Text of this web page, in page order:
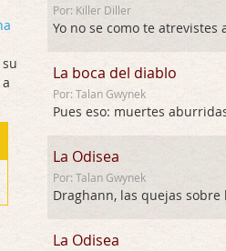
Por: Killer Diller
Yo no se como te atrevistes
La boca del diablo
Por: Talan Gwynek
La Odisea
Por: Talan Gwynek
La Odisea